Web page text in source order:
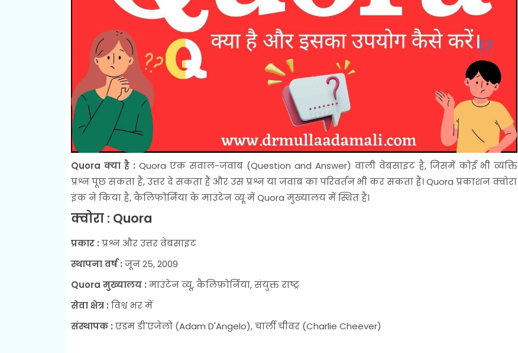
Quora क्या है : Quora एक सवाल-जवाब (Question and Answer) वाली वेबसाइट है, जिसमें कोई भी व्यक्ति
प्रश्न पूछ सकता हैं, उत्तर दे सकता हैं और उस प्रश्न या जवाब का परिवर्तन भी कर सकता हैं। Quora प्रकाशन क्वोरा
इंक ने किया है, कैलिफोर्निया के माउंटेन व्यू में Quora मुख्यालय में स्थित है।
क्वोरा : Quora
प्रकार : प्रश्न और उत्तर वेबसाइट
स्थापना वर्ष : जून 25, 2009
Quora मुख्यालय : माउंटेन व्यू, कैलिफ़ोर्निया, संयुक्त राष्ट्र
सेवा क्षेत्र : विश्व भर में
संस्थापक : एडम डी'एंजेलो (Adam D'Angelo), चार्ली चीवर (Charlie Cheever)